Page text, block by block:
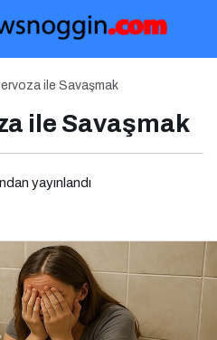
ile Savaşmak
ile Savaşmak
yayınlandı
İyileşmek